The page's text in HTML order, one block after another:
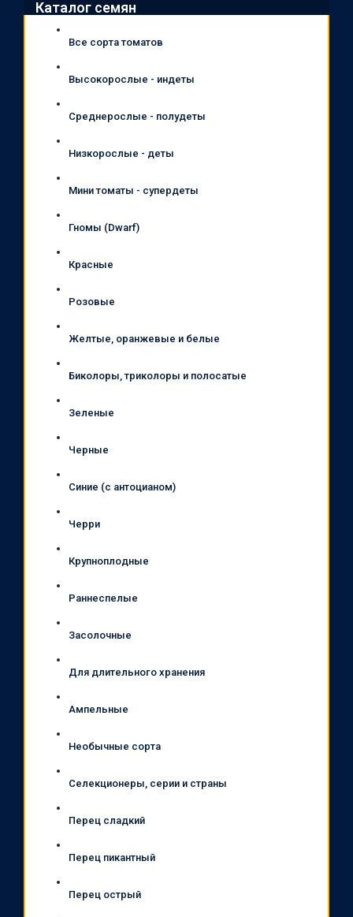
Каталог семян
Все сорта томатов
Высокорослые - индеты
Среднерослые - полудеты
Низкорослые - деты
Мини томаты - супердеты
Гномы (Dwarf)
Красные
Розовые
Желтые, оранжевые и белые
Биколоры, триколоры и полосатые
Зеленые
Черные
Синие (с антоцианом)
Черри
Крупноплодные
Раннеспелые
Засолочные
Для длительного хранения
Ампельные
Необычные сорта
Селекционеры, серии и страны
Перец сладкий
Перец пикантный
Перец острый